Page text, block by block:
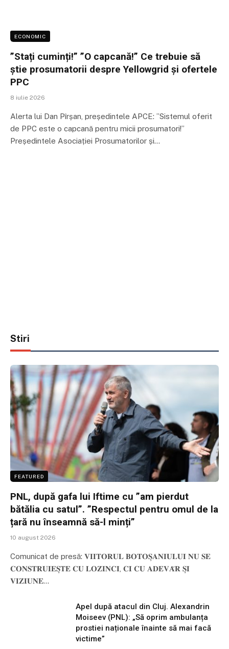
ECONOMIC
”Stați cuminți!” ”O capcană!” Ce trebuie să
știe prosumatorii despre Yellowgrid și ofertele
PPC
8 iulie 2026
Alerta lui Dan Pîrșan, președintele APCE: ”Sistemul oferit
de PPC este o capcană pentru micii prosumatori!”
Președintele Asociației Prosumatorilor și…
Stiri
FEATURED
PNL, după gafa lui Iftime cu ”am pierdut
bătălia cu satul”. ”Respectul pentru omul de la
țară nu înseamnă să-l minți”
10 august 2026
Comunicat de presă: 𝐕𝐈𝐈𝐓𝐎𝐑𝐔𝐋 𝐁𝐎𝐓𝐎𝐒̦𝐀𝐍𝐈𝐔𝐋𝐔𝐈 𝐍𝐔 𝐒𝐄
𝐂𝐎𝐍𝐒𝐓𝐑𝐔𝐈𝐄𝐒̦𝐓𝐄 𝐂𝐔 𝐋𝐎𝐙𝐈𝐍𝐂𝐈, 𝐂𝐈 𝐂𝐔 𝐀𝐃𝐄𝐕𝐀̆𝐑 𝐒̦𝐈
𝐕𝐈𝐙𝐈𝐔𝐍𝐄…
Apel după atacul din Cluj. Alexandrin
Moiseev (PNL): „Să oprim ambulanța
prostiei naționale înainte să mai facă
victime”